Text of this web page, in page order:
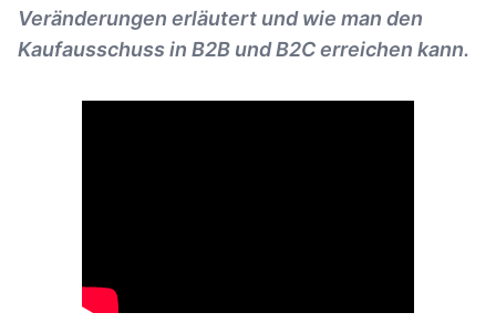
Veränderungen erläutert und wie man den
Kaufausschuss in B2B und B2C erreichen kann.